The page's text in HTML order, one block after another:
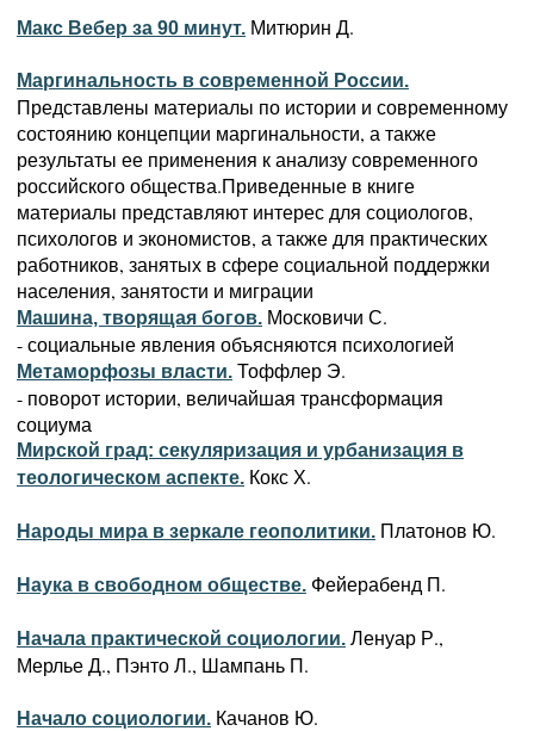
Макс Вебер за 90 минут. Митюрин Д.
Маргинальность в современной России.
Представлены материалы по истории и современному
состоянию концепции маргинальности, а также
результаты ее применения к анализу современного
российского общества.Приведенные в книге
материалы представляют интерес для социологов,
психологов и экономистов, а также для практических
работников, занятых в сфере социальной поддержки
населения, занятости и миграции
Машина, творящая богов. Московичи С.
- социальные явления объясняются психологией
Метаморфозы власти. Тоффлер Э.
- поворот истории, величайшая трансформация
социума
Мирской град: секуляризация и урбанизация в
теологическом аспекте. Кокс Х.
Народы мира в зеркале геополитики. Платонов Ю.
Наука в свободном обществе. Фейерабенд П.
Начала практической социологии. Ленуар Р.,
Мерлье Д., Пэнто Л., Шампань П.
Начало социологии. Качанов Ю.